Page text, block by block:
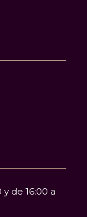
de 16:00 a